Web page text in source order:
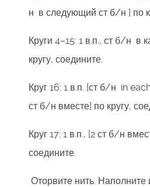
н в следующий ст б/н ] по
Круги 4–15: 1 в.п., ст б/н в
кругу, соедините.
Круг 16: 1 в.п. [ст б/н in
ст б/н вместе] по кругу,
Круг 17: 1 в.п., [2 ст б/н
соедините.
Оторвите нить.